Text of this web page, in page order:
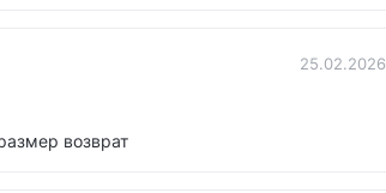
25.02.2026
возврат